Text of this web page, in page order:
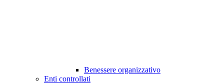
Benessere organizzativo
Enti controllati